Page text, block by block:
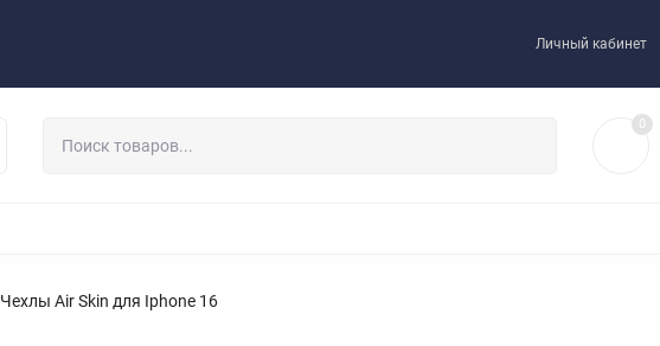
Личный кабинет
0
Чехлы Air Skin для Iphone 16